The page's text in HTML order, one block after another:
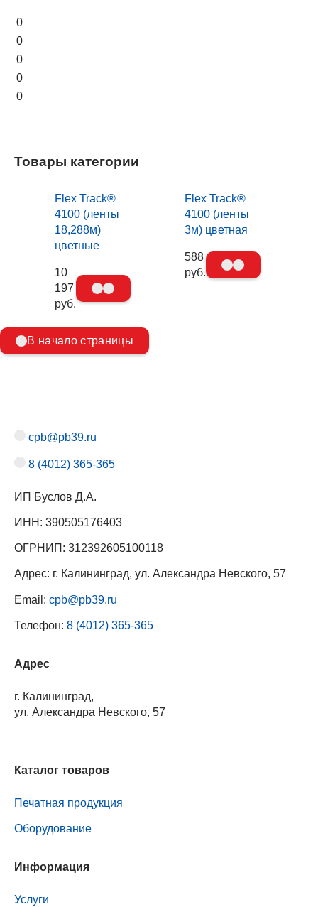
0
0
0
0
0
Товары категории
Flex Track®
4100 (ленты
18,288м)
цветные
10
197
руб.
Flex Track®
4100 (ленты
3м) цветная
588
руб.
В начало страницы
cpb@pb39.ru
8 (4012) 365-365
ИП Буслов Д.А.
ИНН: 390505176403
ОГРНИП: 312392605100118
Адрес: г. Калининград, ул. Александра Невского, 57
Email: cpb@pb39.ru
Телефон: 8 (4012) 365-365
Адрес
г. Калининград,
ул. Александра Невского, 57
Каталог товаров
Печатная продукция
Оборудование
Информация
Услуги